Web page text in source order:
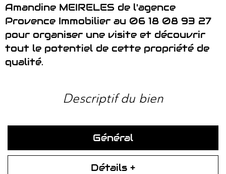
Amandine MEIRELES de l'agence
Provence Immobilier au 06 18 08 93 27
pour organiser une visite et découvrir
tout le potentiel de cette propriété de
qualité.
descriptif du bien
Général
Détails +